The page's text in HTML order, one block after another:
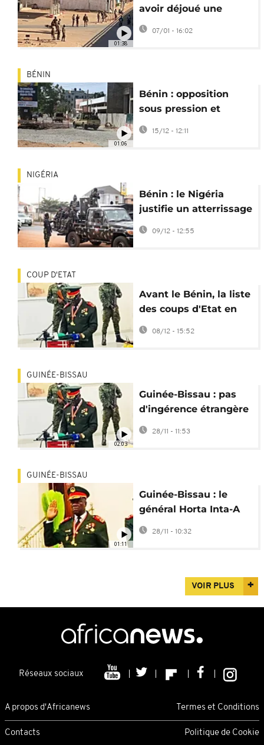
01:38
avoir déjoué une
nouvelle tentative de
coup d’État
07/01 - 16:02
01:06
BÉNIN
Bénin : opposition
sous pression et
renforts militaires de
la CEDEAO
15/12 - 12:11
NIGÉRIA
Bénin : le Nigéria
justifie un atterrissage
"en urgence" dans
l'espace de l'AES
09/12 - 12:55
COUP D'ETAT
Avant le Bénin, la liste
des coups d'Etat en
Afrique depuis 2020
08/12 - 15:52
02:03
GUINÉE-BISSAU
Guinée-Bissau : pas
d'ingérence étrangère
dans le coup d'État,
selon une experte
28/11 - 11:53
01:11
GUINÉE-BISSAU
Guinée-Bissau : le
général Horta Inta-A
promet une transition
28/11 - 10:32
VOIR PLUS
Réseaux sociaux
A propos d'Africanews Termes et Conditions
Contacts Politique de Cookie